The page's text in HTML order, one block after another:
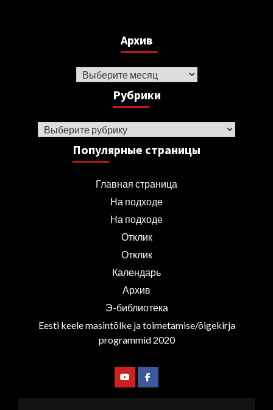
Архив
Архив
Рубрики
Рубрики
Популярные страницы
Главная страница
На подходе
На подходе
Отклик
Отклик
Календарь
Архив
Э-библиотека
Eesti keele masintõlke ja toimetamise/õigekirja
programmid 2020
YoutubeFacebook